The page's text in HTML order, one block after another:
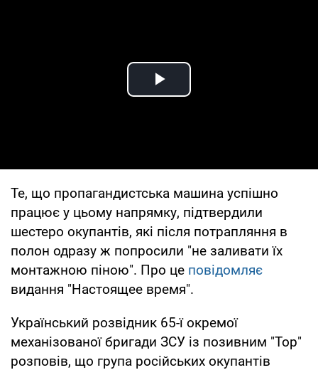
Play Video
Те, що пропагандистська машина успішно
працює у цьому напрямку, підтвердили
шестеро окупантів, які після потрапляння в
полон одразу ж попросили "не заливати їх
монтажною піною". Про це повідомляє
видання "Настоящее время".
Український розвідник 65-ї окремої
механізованої бригади ЗСУ із позивним "Тор"
розповів, що група російських окупантів